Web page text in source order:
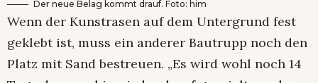
Der neue Belag kommt drauf. Foto: him
Wenn der Kunstrasen auf dem Untergrund fest
geklebt ist, muss ein anderer Bautrupp noch den
Platz mit Sand bestreuen. „Es wird wohl noch 14